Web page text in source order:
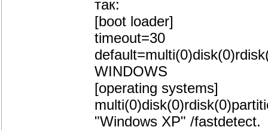
так:
[boot loader]
timeout=30
WINDOWS
[operating systems]
"Windows XP" /fastdetect.